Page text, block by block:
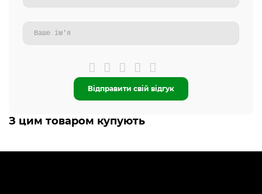
Відправити свій відгук
З цим товаром купують